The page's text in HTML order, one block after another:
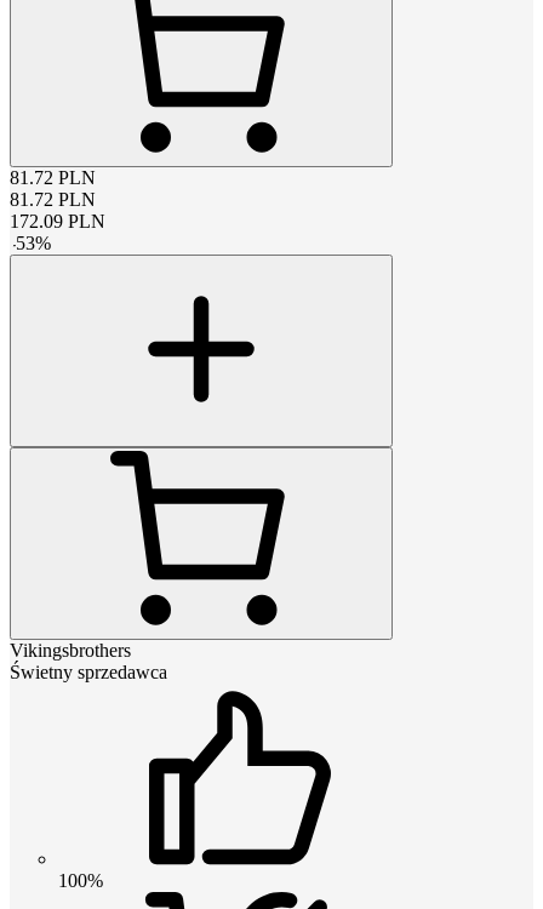
81.72 PLN
81.72 PLN
172.09 PLN
-53%
Vikingsbrothers
Świetny sprzedawca
100%